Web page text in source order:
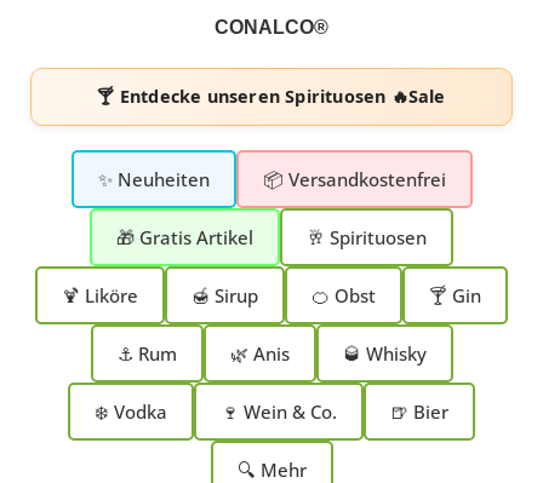
CONALCO®
🍸 Entdecke unserenSpirituosen 🔥Sale
✨ Neuheiten 📦 Versandkostenfrei
🎁 Gratis Artikel 🥂 Spirituosen
🍹 Liköre 🍯 Sirup 🍊 Obst 🍸 Gin
⚓ Rum 🌿 Anis 🥃 Whisky
❄️ Vodka 🍷 Wein & Co. 🍺 Bier
🔍 Mehr